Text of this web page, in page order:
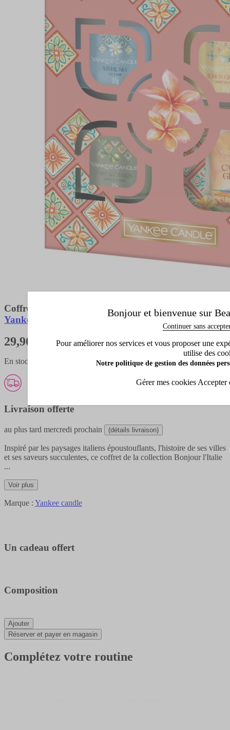
Coffret 4 Bougies
Yankee candle
29,90 €
En stock - expédié en 1 à 3 jours
Livraison offerte
au plus tard mercredi prochain (détails livraison)
Inspiré par les paysages italiens époustouflants, l'histoire de ses villes
et ses saveurs succulentes, ce coffret de la collection Bonjour l'Italie
...
Voir plus
Marque : Yankee candle
Un cadeau offert
Composition
Ajouter
Réserver et payer en magasin
Complétez votre routine
Bonjour et bienvenue sur
Continuer sans
Pour améliorer nos services et vous proposer une
utilise des
Notre politique de gestion des données
Gérer mes cookies Accepter